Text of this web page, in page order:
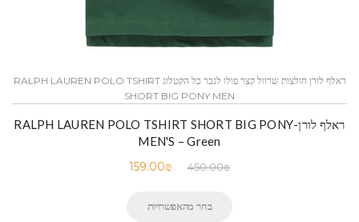
ראלף לורן חולצות שרוול קצר פולו לגבר כל הקטלוג RALPH LAUREN POLO TSHIRT
SHORT BIG PONY MEN
ראלף לורן-RALPH LAUREN POLO TSHIRT SHORT BIG PONY
MEN'S – Green
450.00₪
159.00₪
בחר מהאפשרויות